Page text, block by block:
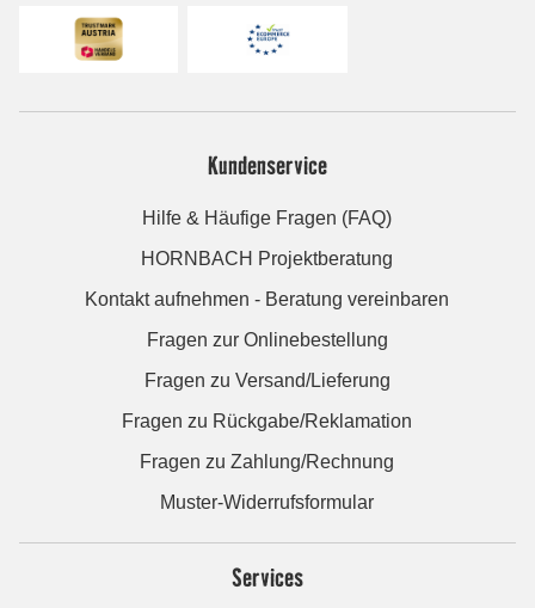
Kundenservice
Hilfe & Häufige Fragen (FAQ)
HORNBACH Projektberatung
Kontakt aufnehmen - Beratung vereinbaren
Fragen zur Onlinebestellung
Fragen zu Versand/Lieferung
Fragen zu Rückgabe/Reklamation
Fragen zu Zahlung/Rechnung
Muster-Widerrufsformular
Services